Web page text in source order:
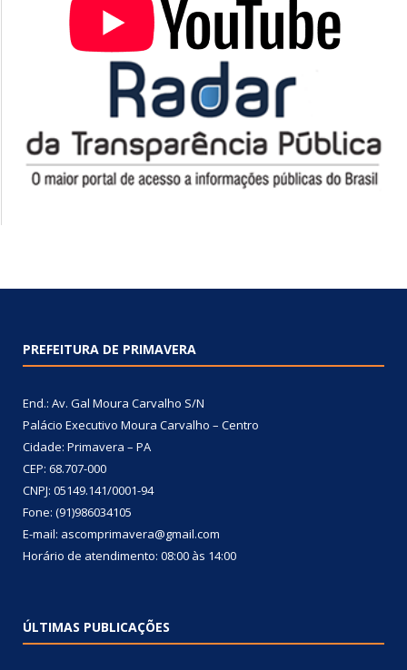
PREFEITURA DE PRIMAVERA
End.: Av. Gal Moura Carvalho S/N
Palácio Executivo Moura Carvalho – Centro
Cidade: Primavera – PA
CEP: 68.707-000
CNPJ: 05149.141/0001-94
Fone: (91)986034105
E-mail: ascomprimavera@gmail.com
Horário de atendimento: 08:00 às 14:00
ÚLTIMAS PUBLICAÇÕES